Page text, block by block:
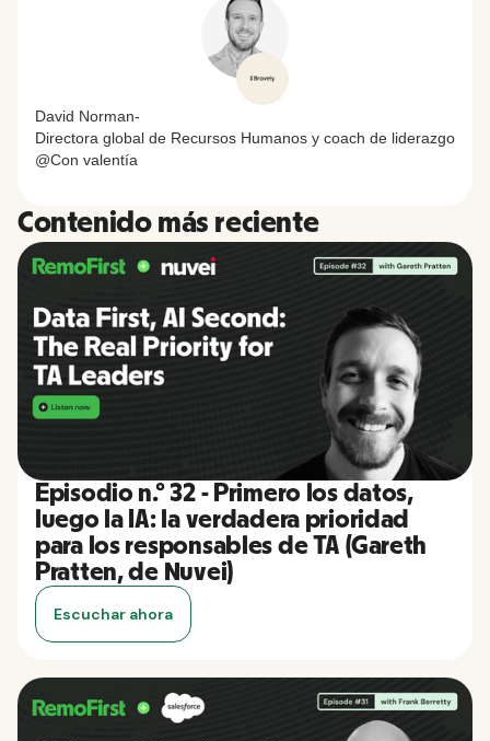
David Norman-
Directora global de Recursos Humanos y coach de liderazgo
@Con valentía
Contenido más reciente
Episodio n.º 32 - Primero los datos,
luego la IA: la verdadera prioridad
para los responsables de TA (Gareth
Pratten, de Nuvei)
Escuchar ahora